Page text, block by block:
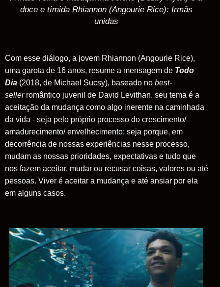
doce e tímida Rhiannon (Angourie Rice): Irmãs
unidas
Com esse diálogo, a jovem Rhiannon (Angourie Rice),
uma garota de 16 anos, resume a mensagem de Todo
Dia (2018, de Michael Sucsy), baseado no best-
seller romântico juvenil de David Levithan. seu tema é a
aceitação da mudança como algo inerente na caminhada
da vida - seja pelo próprio processo do crescimento/
amadurecimento/ envelhecimento; seja porque, em
decorrência de nossas experiências nesse processo,
mudam as nossas prioridades, expectativas e tudo que
nos fazem aceitar, mudar ou recusar coisas, valores ou até
pessoas. Viver é aceitar a mudança e até ansiar por ela
em alguns casos.